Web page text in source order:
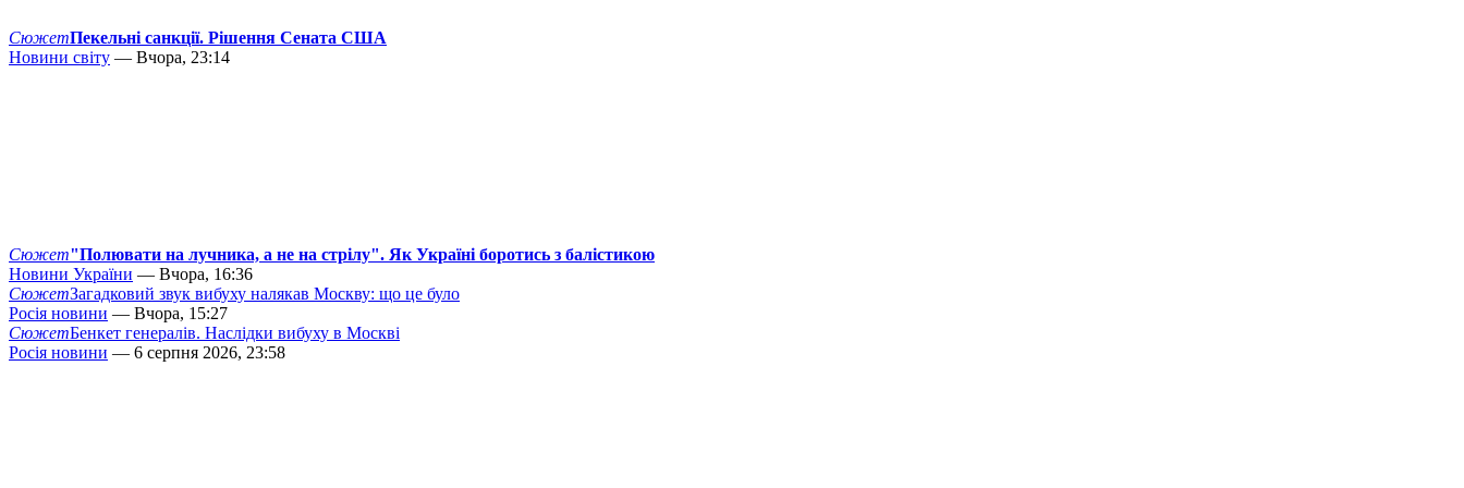
СюжетПекельні санкції. Рішення Сената США
Новини світу — Вчора, 23:14
Сюжет"Полювати на лучника, а не на стрілу". Як Україні боротись з балістикою
Новини України — Вчора, 16:36
СюжетЗагадковий звук вибуху налякав Москву: що це було
Росія новини — Вчора, 15:27
СюжетБенкет генералів. Наслідки вибуху в Москві
Росія новини — 6 серпня 2026, 23:58